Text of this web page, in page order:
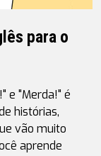
para o
e "Merda!" é
histórias,
vão muito
aprende